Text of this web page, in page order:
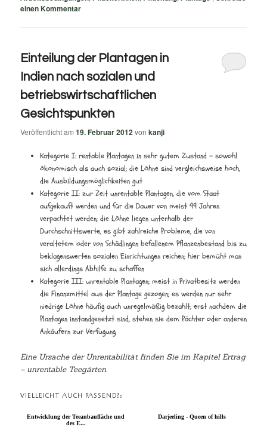
einen Kommentar
Einteilung der Plantagen in
Indien nach sozialen und
betriebswirtschaftlichen
Gesichtspunkten
Veröffentlicht am19. Februar 2012vonkanji
Kategorie I: rentable Plantagen in sehr gutem Zustand – sowohl
ökonomisch als auch sozial; die Löhne sind vergleichsweise hoch,
die Ausbildungsmöglichkeiten gut
Kategorie II: zur Zeit unrentable Plantagen, die vom Staat
aufgekauft werden und für die Dauer von meist 99 Jahren
verpachtet werden; die Löhne liegen unterhalb der
Durchschnittswerte, es gibt zahlreiche Probleme, die von
veraltetem oder von Schädlingen befallenem Pflanzenbestand bis zu
beklagenswerten sozialen Einrichtungen reichen; hier bemüht man
sich allerdings Abhilfe zu schaffen
Kategorie III: unrentable Plantagen; meist in Privatbesitz werden
die Finanzmittel aus der Plantage gezogen; es werden nur sehr
niedrige Löhne häufig auch unregelmäßig bezahlt; erst nachdem die
Plantagen instandgesetzt sind, stehen sie dem Pächter oder anderen
Ankäufern zur Verfügung
Eine Ursache der Unrentabilität finden Sie im Kapitel Ertrag
– unrentable Teegärten.
VIELLEICHT AUCH PASSEND?:
Entwicklung der Teeanbaufläche und
des E...
Darjeeling - Queen of hills